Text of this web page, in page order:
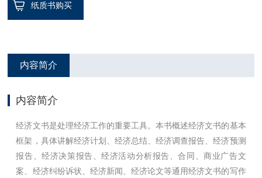
纸质书购买
内容简介
内容简介
经济文书是处理经济工作的重要工具。本书概述经济文书的基本
框架，具体讲解经济计划、经济总结、经济调查报告、经济预测
报告、经济决策报告、经济活动分析报告、合同、商业广告文
案、经济纠纷诉状、经济新闻、经济论文等通用经济文书的写作